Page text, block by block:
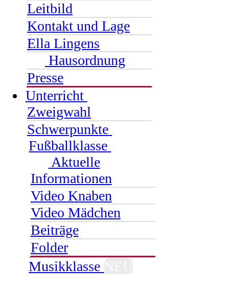
Leitbild
Kontakt und Lage
Ella Lingens
Hausordnung
Presse
Unterricht
Zweigwahl
Schwerpunkte
Fußballklasse
Aktuelle
Informationen
Video Knaben
Video Mädchen
Beiträge
Folder
Musikklasse